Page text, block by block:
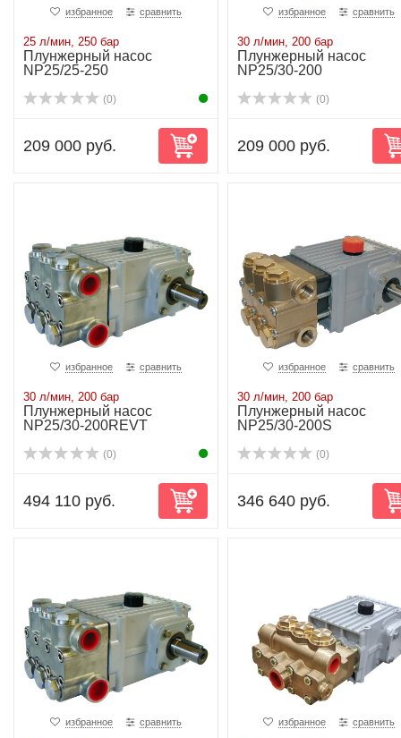
избранное сравнить
25 л/мин, 250 бар
Плунжерный насос
NP25/25-250
(0)
209 000 руб.
избранное сравнить
30 л/мин, 200 бар
Плунжерный насос
NP25/30-200
(0)
209 000 руб.
избранное сравнить
30 л/мин, 200 бар
Плунжерный насос
NP25/30-200REVT
(0)
494 110 руб.
избранное сравнить
30 л/мин, 200 бар
Плунжерный насос
NP25/30-200S
(0)
346 640 руб.
избранное сравнить избранное сравнить